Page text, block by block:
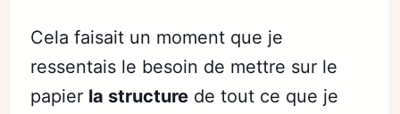
Cela faisait un moment que je
ressentais le besoin de mettre sur le
papier la structure de tout ce que je